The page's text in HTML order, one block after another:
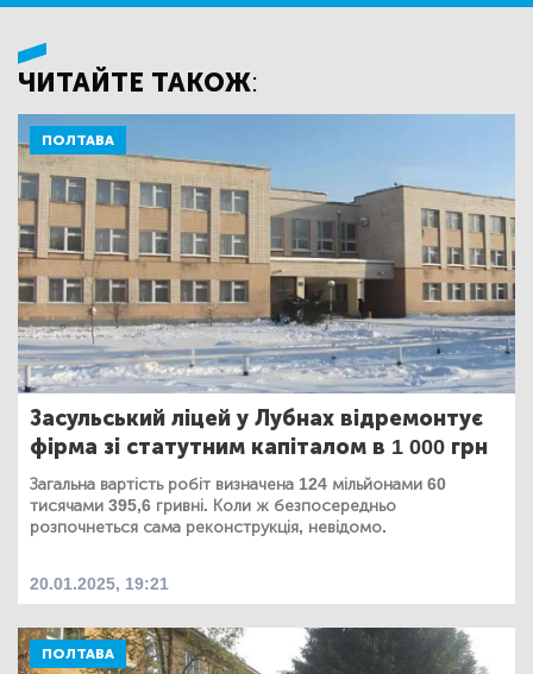
ЧИТАЙТЕ ТАКОЖ:
ПОЛТАВА
Засульський ліцей у Лубнах відремонтує
фірма зі статутним капіталом в 1 000 грн
Загальна вартість робіт визначена 124 мільйонами 60
тисячами 395,6 гривні. Коли ж безпосередньо
розпочнеться сама реконструкція, невідомо.
20.01.2025, 19:21
ПОЛТАВА